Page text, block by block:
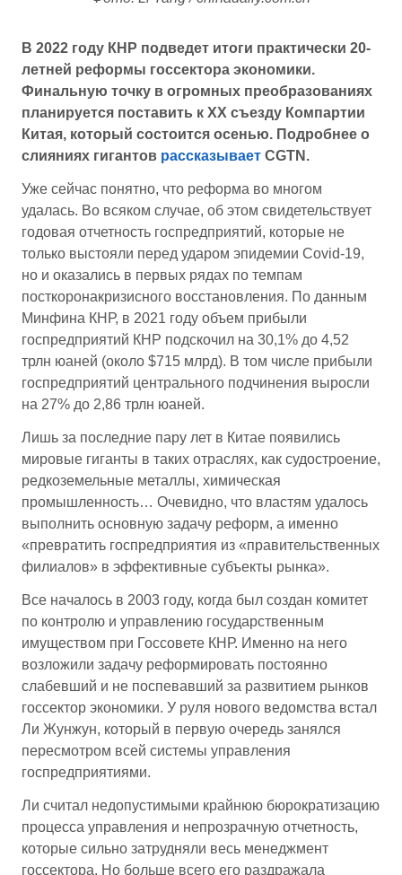
В 2022 году КНР подведет итоги практически 20-
летней реформы госсектора экономики.
Финальную точку в огромных преобразованиях
планируется поставить к ХХ съезду Компартии
Китая, который состоится осенью. Подробнее о
слияниях гигантов рассказывает CGTN.
Уже сейчас понятно, что реформа во многом
удалась. Во всяком случае, об этом свидетельствует
годовая отчетность госпредприятий, которые не
только выстояли перед ударом эпидемии Covid-19,
но и оказались в первых рядах по темпам
посткоронакризисного восстановления. По данным
Минфина КНР, в 2021 году объем прибыли
госпредприятий КНР подскочил на 30,1% до 4,52
трлн юаней (около $715 млрд). В том числе прибыли
госпредприятий центрального подчинения выросли
на 27% до 2,86 трлн юаней.
Лишь за последние пару лет в Китае появились
мировые гиганты в таких отраслях, как судостроение,
редкоземельные металлы, химическая
промышленность… Очевидно, что властям удалось
выполнить основную задачу реформ, а именно
«превратить госпредприятия из «правительственных
филиалов» в эффективные субъекты рынка».
Все началось в 2003 году, когда был создан комитет
по контролю и управлению государственным
имуществом при Госсовете КНР. Именно на него
возложили задачу реформировать постоянно
слабевший и не поспевавший за развитием рынков
госсектор экономики. У руля нового ведомства встал
Ли Жунжун, который в первую очередь занялся
пересмотром всей системы управления
госпредприятиями.
Ли считал недопустимыми крайнюю бюрократизацию
процесса управления и непрозрачную отчетность,
которые сильно затрудняли весь менеджмент
госсектора. Но больше всего его раздражала